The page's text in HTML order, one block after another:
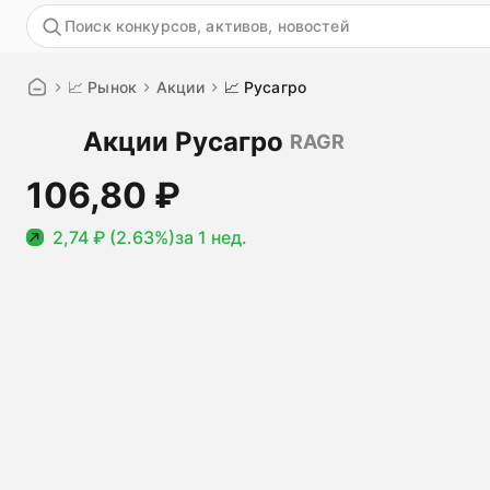
📈 Рынок Акции 📈 Русагро
Акции Русагро RAGR
106,80 ₽
2,74 ₽ (2.63%)за 1 нед.